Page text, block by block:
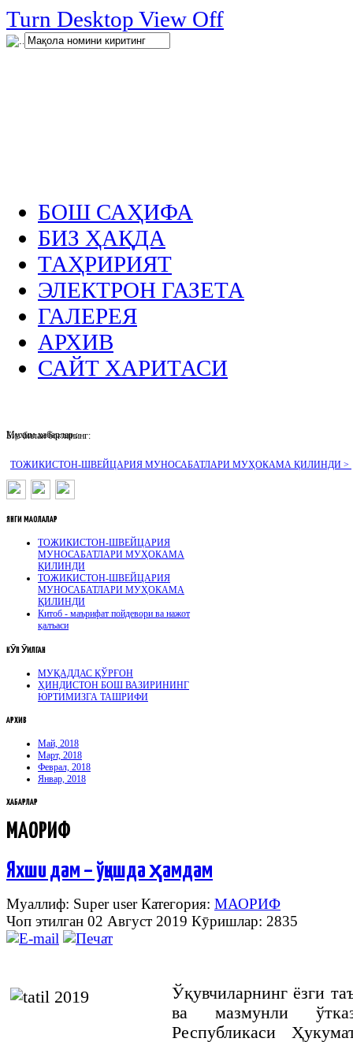
Turn Desktop View Off
.
БОШ САҲИФА
БИЗ ҲАҚДА
ТАҲРИРИЯТ
ЭЛЕКТРОН ГАЗЕТА
ГАЛЕРЕЯ
АРХИВ
САЙТ ХАРИТАСИ
Муҳим хабарлар :
ТОЖИКИСТОН-ШВЕЙЦАРИЯ МУНОСАБАТЛАРИ МУҲОКАМА ҚИЛИНДИ >
Биз билан боғланинг:
ЯНГИ МАҚОЛАЛАР
ТОЖИКИСТОН-ШВЕЙЦАРИЯ
МУНОСАБАТЛАРИ МУҲОКАМА
ҚИЛИНДИ
ТОЖИКИСТОН-ШВЕЙЦАРИЯ
МУНОСАБАТЛАРИ МУҲОКАМА
ҚИЛИНДИ
Китоб - маърифат пойдевори ва нажот
қалъаси
КӮП ӮҚИЛГАН
МУҚАДДАС ҚЎРҒОН
ҲИНДИСТОН БОШ ВАЗИРИНИНГ
ЮРТИМИЗГА ТАШРИФИ
АРХИВ
Май, 2018
Март, 2018
Феврал, 2018
Январ, 2018
ХАБАРЛАР
МАОРИФ
Яхши дам – ўқишда ҳамдам
Муаллиф: Super userКатегория: МАОРИФ
Чоп этилган 02 Август 2019 Кӯришлар: 2835
Ўқувчиларнинг ёзги
ва
мазмунли
Республикаси